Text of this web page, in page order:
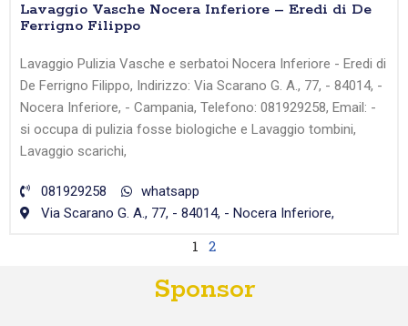
Lavaggio Vasche Nocera Inferiore – Eredi di De
Ferrigno Filippo
Lavaggio Pulizia Vasche e serbatoi Nocera Inferiore - Eredi di
De Ferrigno Filippo, Indirizzo: Via Scarano G. A., 77, - 84014, -
Nocera Inferiore, - Campania, Telefono: 081929258, Email: -
si occupa di pulizia fosse biologiche e Lavaggio tombini,
Lavaggio scarichi,
081929258
whatsapp
Via Scarano G. A., 77, - 84014, - Nocera Inferiore,
1 2
Sponsor